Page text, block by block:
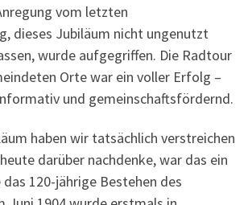
vom letzten
dieses Jubiläum nicht ungenutzt
wurde aufgegriffen. Die Radtour
Orte war ein voller Erfolg –
und gemeinschaftsfördernd.
haben wir tatsächlich verstreichen
darüber nachdenke, war das ein
das 120-jährige Bestehen des